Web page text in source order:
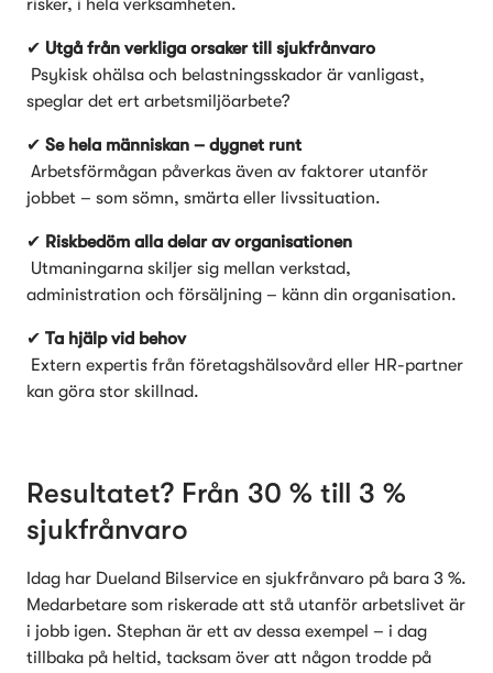
risker, i hela verksamheten.
✔ Utgå från verkliga orsaker till sjukfrånvaro
speglar det ert arbetsmiljöarbete?
✔ Se hela människan – dygnet runt
jobbet – som sömn, smärta eller livssituation.
✔ Riskbedöm alla delar av organisationen
administration och försäljning – känn din organisation.
✔ Ta hjälp vid behov
kan göra stor skillnad.
Resultatet? Från 30 % till 3 %
sjukfrånvaro
Idag har Dueland Bilservice en sjukfrånvaro på bara 3 %.
Medarbetare som riskerade att stå utanför arbetslivet är
i jobb igen. Stephan är ett av dessa exempel – i dag
tillbaka på heltid, tacksam över att någon trodde på